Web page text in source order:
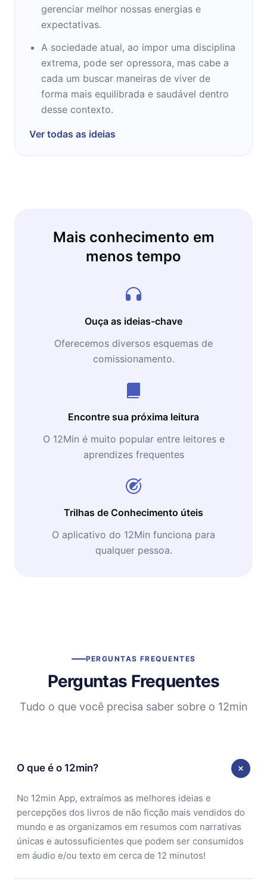
gerenciar melhor nossas energias e
expectativas.
A sociedade atual, ao impor uma disciplina
extrema, pode ser opressora, mas cabe a
cada um buscar maneiras de viver de
forma mais equilibrada e saudável dentro
desse contexto.
Ver todas as ideias
Mais conhecimento em
menos tempo
Ouça as ideias-chave
Oferecemos diversos esquemas de
comissionamento.
Encontre sua próxima leitura
O 12Min é muito popular entre leitores e
aprendizes frequentes
Trilhas de Conhecimento úteis
O aplicativo do 12Min funciona para
qualquer pessoa.
PERGUNTAS FREQUENTES
Perguntas Frequentes
Tudo o que você precisa saber sobre o 12min
O que é o 12min?
No 12min App, extraímos as melhores ideias e
percepções dos livros de não ficção mais vendidos do
mundo e as organizamos em resumos com narrativas
únicas e autossuficientes que podem ser consumidos
em áudio e/ou texto em cerca de 12 minutos!